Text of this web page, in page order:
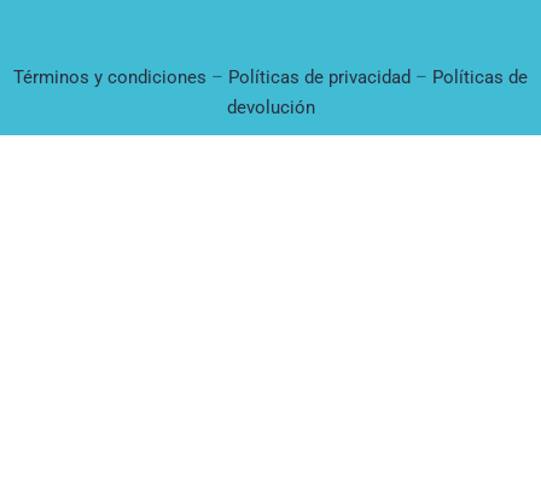
Términos y condiciones – Políticas de privacidad – Políticas de
devolución